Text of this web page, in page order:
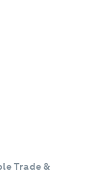
Trade &